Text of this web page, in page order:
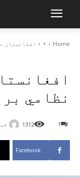
Home
+ افغانستان
نظامي
1
1312
Facebook